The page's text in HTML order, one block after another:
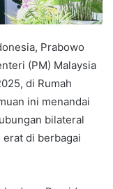
Prabowo
(PM) Malaysia
di Rumah
ini menandai
bilateral
di berbagai